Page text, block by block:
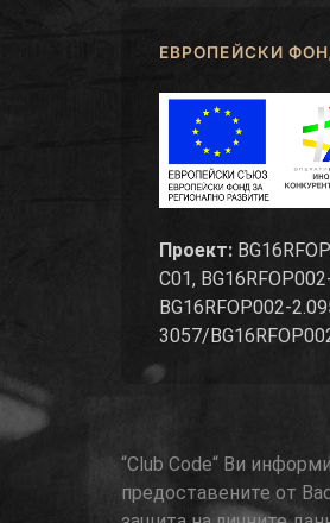
ЕВРОПЕЙСКИ
Проект:
C01,
BG16RFOP002-
3057/
“Club Code“ Ви
предоставените от